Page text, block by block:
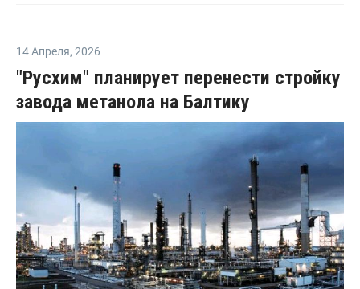
14 Апреля, 2026
"Русхим" планирует перенести стройку
завода метанола на Балтику